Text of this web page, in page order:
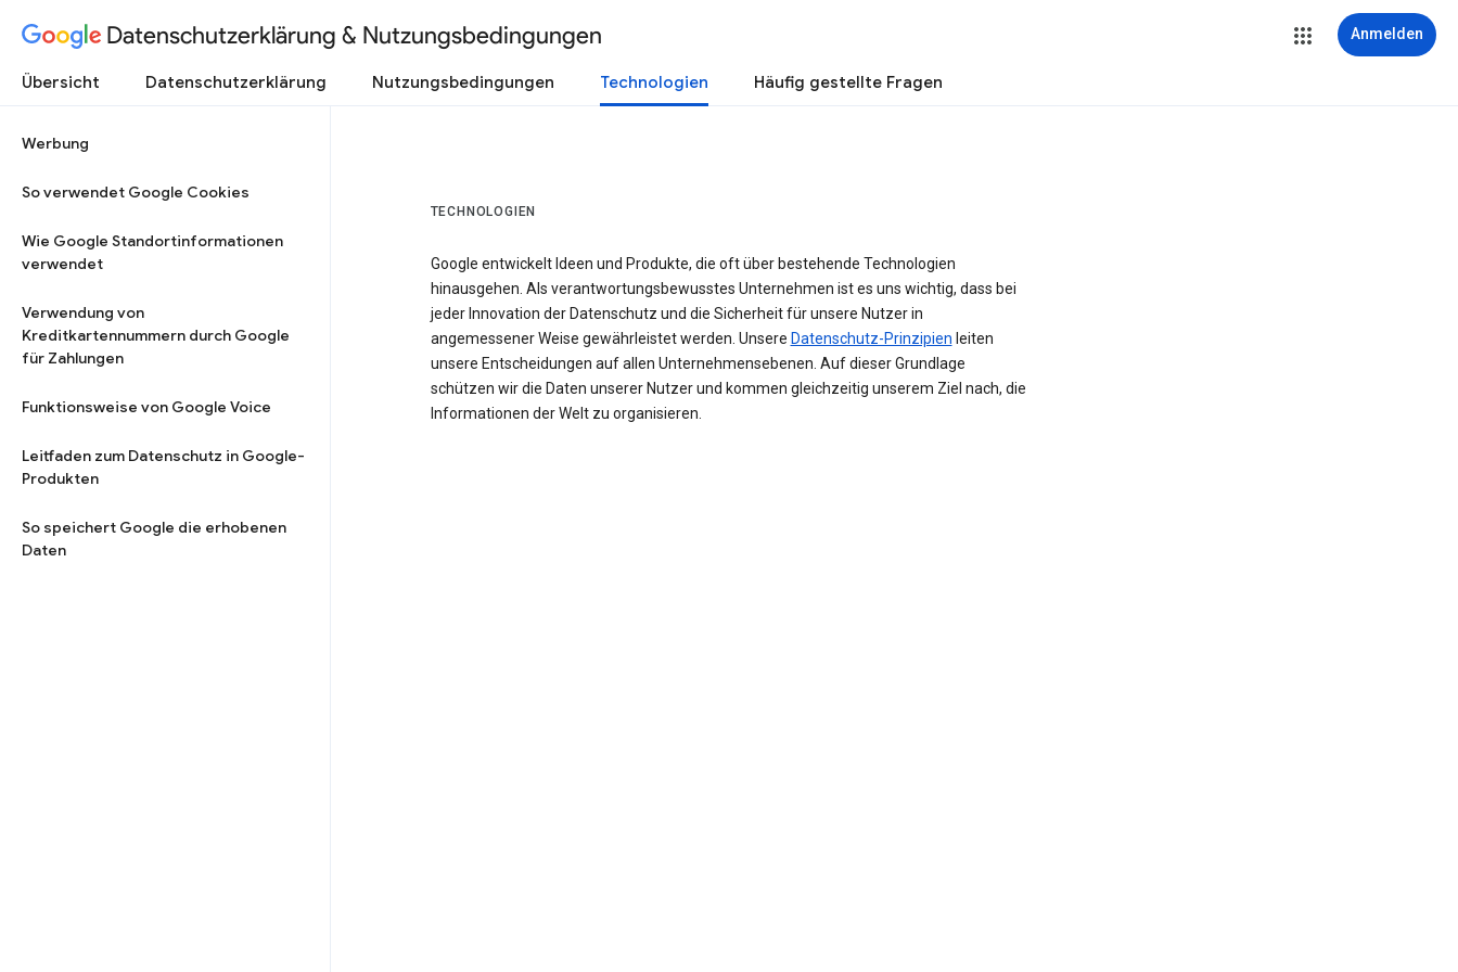
Datenschutzerklärung & Nutzungsbedingungen Anmelden
Übersicht Datenschutzerklärung Nutzungsbedingungen Technologien Häufig gestellte Fragen
Werbung
So verwendet Google Cookies
Wie Google Standortinformationen
verwendet
Verwendung von
Kreditkartennummern durch Google
für Zahlungen
Funktionsweise von Google Voice
Leitfaden zum Datenschutz in Google-
Produkten
So speichert Google die erhobenen
Daten
TECHNOLOGIEN
Google entwickelt Ideen und Produkte, die oft über bestehende Technologien
hinausgehen. Als verantwortungsbewusstes Unternehmen ist es uns wichtig, dass bei
jeder Innovation der Datenschutz und die Sicherheit für unsere Nutzer in
angemessener Weise gewährleistet werden. Unsere Datenschutz-Prinzipien leiten
unsere Entscheidungen auf allen Unternehmensebenen. Auf dieser Grundlage
schützen wir die Daten unserer Nutzer und kommen gleichzeitig unserem Ziel nach, die
Informationen der Welt zu organisieren.